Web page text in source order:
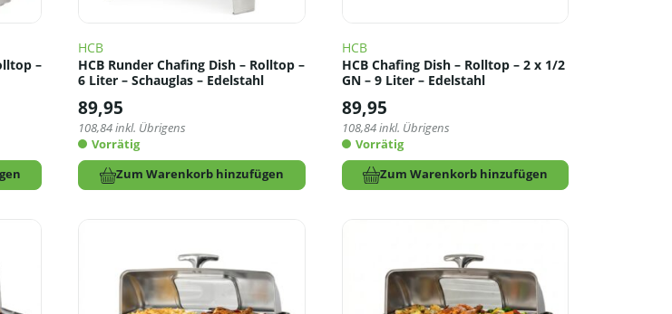
–
HCB
HCB Runder Chafing Dish – Rolltop –
6 Liter – Schauglas – Edelstahl
89,95
108,84inkl. Übrigens
Vorrätig
Zum Warenkorb hinzufügen
HCB
HCB Chafing Dish – Rolltop – 2 x 1/2
GN – 9 Liter – Edelstahl
89,95
108,84inkl. Übrigens
Vorrätig
Zum Warenkorb hinzufügen